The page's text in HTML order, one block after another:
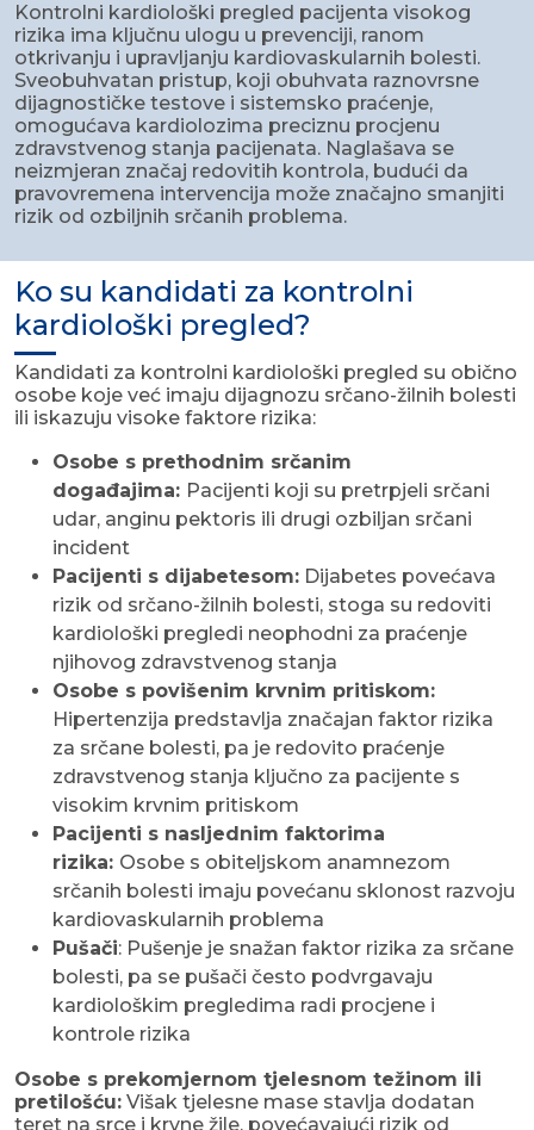
Kontrolni kardiološki pregled pacijenta visokog
rizika ima ključnu ulogu u prevenciji, ranom
otkrivanju i upravljanju kardiovaskularnih bolesti.
Sveobuhvatan pristup, koji obuhvata raznovrsne
dijagnostičke testove i sistemsko praćenje,
omogućava kardiolozima preciznu procjenu
zdravstvenog stanja pacijenata. Naglašava se
neizmjeran značaj redovitih kontrola, budući da
pravovremena intervencija može značajno smanjiti
rizik od ozbiljnih srčanih problema.
Ko su kandidati za kontrolni
kardiološki pregled?
Kandidati za kontrolni kardiološki pregled su obično
osobe koje već imaju dijagnozu srčano-žilnih bolesti
ili iskazuju visoke faktore rizika:
Osobe s prethodnim srčanim
događajima: Pacijenti koji su pretrpjeli srčani
udar, anginu pektoris ili drugi ozbiljan srčani
incident
Pacijenti s dijabetesom: Dijabetes povećava
rizik od srčano-žilnih bolesti, stoga su redoviti
kardiološki pregledi neophodni za praćenje
njihovog zdravstvenog stanja
Osobe s povišenim krvnim pritiskom:
Hipertenzija predstavlja značajan faktor rizika
za srčane bolesti, pa je redovito praćenje
zdravstvenog stanja ključno za pacijente s
visokim krvnim pritiskom
Pacijenti s nasljednim faktorima
rizika: Osobe s obiteljskom anamnezom
srčanih bolesti imaju povećanu sklonost razvoju
kardiovaskularnih problema
Pušači: Pušenje je snažan faktor rizika za srčane
bolesti, pa se pušači često podvrgavaju
kardiološkim pregledima radi procjene i
kontrole rizika
Osobe s prekomjernom tjelesnom težinom ili
pretilošću: Višak tjelesne mase stavlja dodatan
teret na srce i krvne žile, povećavajući rizik od